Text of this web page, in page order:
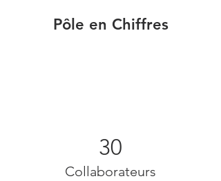
Pôle en Chiffres
30
Collaborateurs